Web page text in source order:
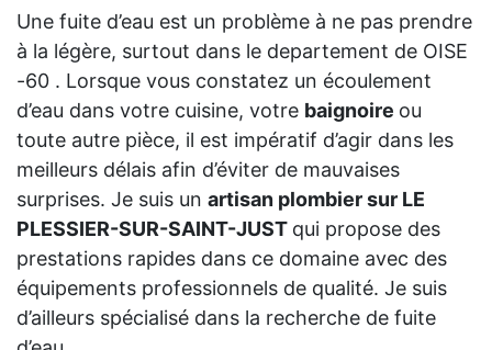
Une fuite d’eau est un problème à ne pas prendre
à la légère, surtout dans le departement de OISE
-60 . Lorsque vous constatez un écoulement
d’eau dans votre cuisine, votre baignoire ou
toute autre pièce, il est impératif d’agir dans les
meilleurs délais afin d’éviter de mauvaises
surprises. Je suis un artisan plombier sur LE
PLESSIER-SUR-SAINT-JUST qui propose des
prestations rapides dans ce domaine avec des
équipements professionnels de qualité. Je suis
d’ailleurs spécialisé dans la recherche de fuite